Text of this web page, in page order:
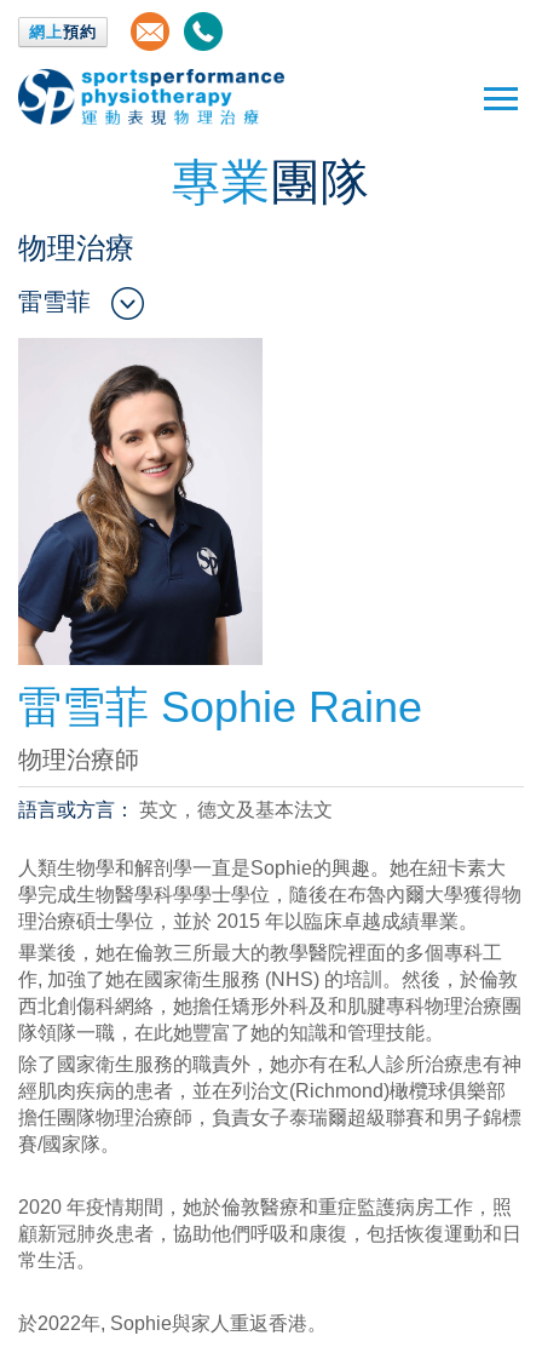
網上預約
專業團隊
物理治療
雷雪菲
雷雪菲 Sophie Raine
物理治療師
語言或方言： 英文，德文及基本法文
人類生物學和解剖學一直是Sophie的興趣。她在紐卡素大
學完成生物醫學科學學士學位，隨後在布魯內爾大學獲得物
理治療碩士學位，並於 2015 年以臨床卓越成績畢業。
畢業後，她在倫敦三所最大的教學醫院裡面的多個專科工
作, 加強了她在國家衛生服務 (NHS) 的培訓。然後，於倫敦
西北創傷科網絡，她擔任矯形外科及和肌腱專科物理治療團
隊領隊一職，在此她豐富了她的知識和管理技能。
除了國家衛生服務的職責外，她亦有在私人診所治療患有神
經肌肉疾病的患者，並在列治文(Richmond)橄欖球俱樂部
擔任團隊物理治療師，負責女子泰瑞爾超級聯賽和男子錦標
賽/國家隊。
2020 年疫情期間，她於倫敦醫療和重症監護病房工作，照
顧新冠肺炎患者，協助他們呼吸和康復，包括恢復運動和日
常生活。
於2022年, Sophie與家人重返香港。